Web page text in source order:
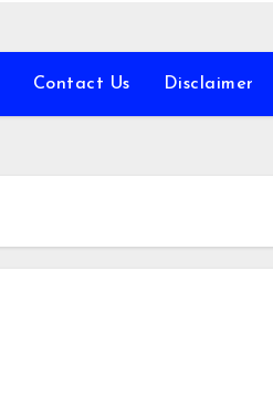
Contact Us Disclaimer